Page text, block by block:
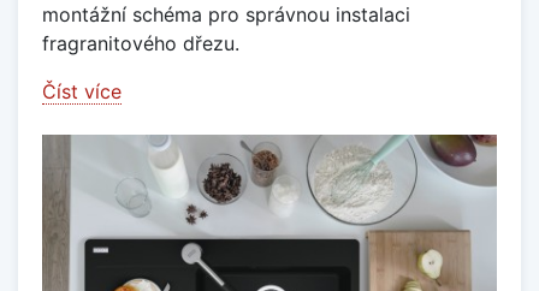
montážní schéma pro správnou instalaci
fragranitového dřezu.
Číst více